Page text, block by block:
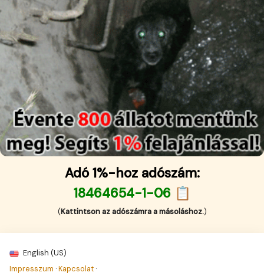
Adó 1%-hoz adószám:
18464654-1-06 📋
(Kattintson az adószámra a másoláshoz.)
English (US)
Impresszum ·Kapcsolat ·